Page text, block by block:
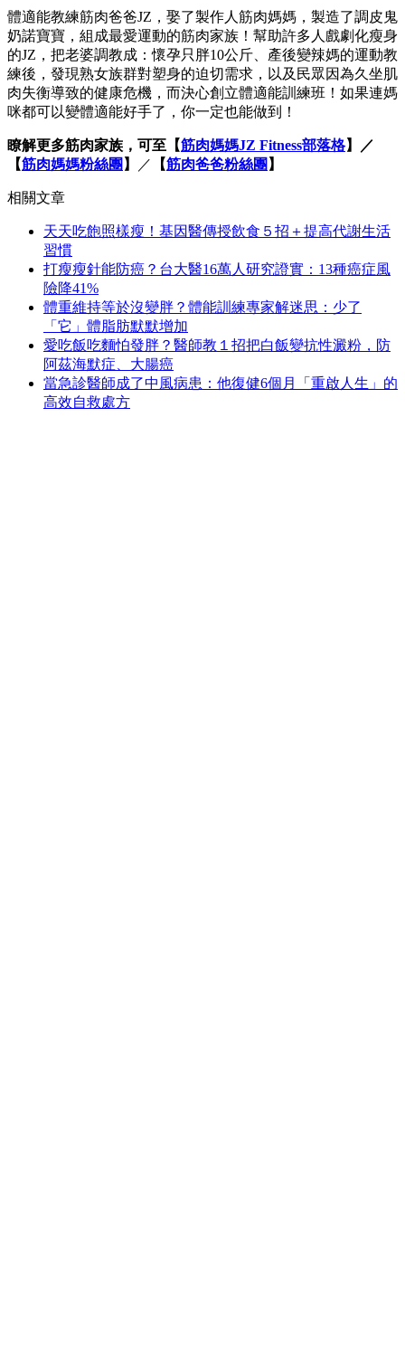
體適能教練筋肉爸爸JZ，娶了製作人筋肉媽媽，製造了調皮鬼
奶諾寶寶，組成最愛運動的筋肉家族！幫助許多人戲劇化瘦身
的JZ，把老婆調教成：懷孕只胖10公斤、產後變辣媽的運動教
練後，發現熟女族群對塑身的迫切需求，以及民眾因為久坐肌
肉失衡導致的健康危機，而決心創立體適能訓練班！如果連媽
咪都可以變體適能好手了，你一定也能做到！
瞭解更多筋肉家族，可至【筋肉媽媽JZ Fitness部落格】／
【筋肉媽媽粉絲團 】​ ／ 【筋肉爸爸粉絲團 】​
相關文章
天天吃飽照樣瘦！基因醫傳授飲食５招＋提高代謝生活
習慣
打瘦瘦針能防癌？台大醫16萬人研究證實：13種癌症風
險降41%
體重維持等於沒變胖？體能訓練專家解迷思：少了
「它」體脂肪默默增加
愛吃飯吃麵怕發胖？醫師教１招把白飯變抗性澱粉，防
阿茲海默症、大腸癌
當急診醫師成了中風病患：他復健6個月「重啟人生」的
高效自救處方